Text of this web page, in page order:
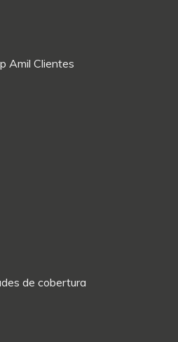
Amil Clientes
de cobertura